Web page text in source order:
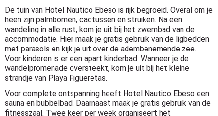
De tuin van Hotel Nautico Ebeso is rijk begroeid. Overal om je
heen zijn palmbomen, cactussen en struiken. Na een
wandeling in alle rust, kom je uit bij het zwembad van de
accommodatie. Hier maak je gratis gebruik van de ligbedden
met parasols en kijk je uit over de adembenemende zee.
Voor kinderen is er een apart kinderbad. Wanneer je de
wandelpromenade oversteekt, kom je uit bij het kleine
strandje van Playa Figueretas.
Voor complete ontspanning heeft Hotel Nautico Ebeso een
sauna en bubbelbad. Daarnaast maak je gratis gebruik van de
fitnesszaal. Twee keer per week organiseert het